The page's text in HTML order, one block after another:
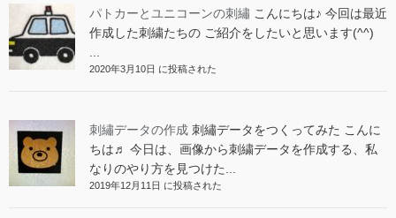
パトカーとユニコーンの刺繡 こんにちは♪ 今回は最近
作成した刺繍たちの ご紹介をしたいと思います(^^)
2020年3月10日 に投稿された
刺繡データの作成 刺繡データをつくってみた こんに
ちは♬ 今日は、画像から刺繍データを作成する、私
なりのやり方を見つけた...
2019年12月11日 に投稿された